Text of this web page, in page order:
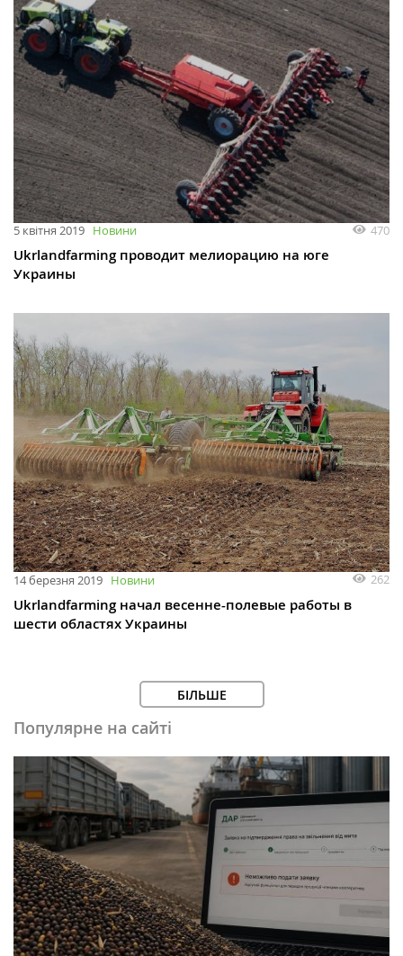
5 квітня 2019 Новини 470
Ukrlandfarming проводит мелиорацию на юге
Украины
14 березня 2019 Новини 262
Ukrlandfarming начал весенне-полевые работы в
шести областях Украины
БІЛЬШЕ
Популярне на сайті